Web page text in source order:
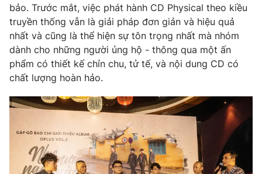
bảo. Trước mắt, việc phát hành CD Physical theo kiều
truyền thống vẫn là giải pháp đơn giản và hiệu quả
nhất và cũng là thể hiện sự tôn trọng nhất mà nhóm
dành cho những người ủng hộ - thông qua một ấn
phẩm có thiết kế chỉn chu, tử tế, và nội dung CD có
chất lượng hoàn hảo.